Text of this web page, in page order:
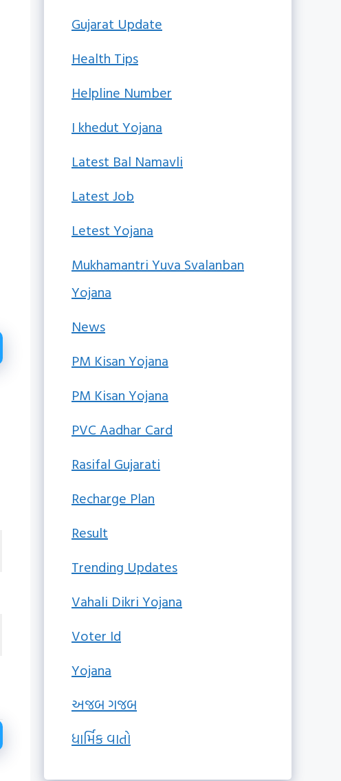
Gujarat Update
Health Tips
Helpline Number
I khedut Yojana
Latest Bal Namavli
Latest Job
Letest Yojana
Mukhamantri Yuva Svalanban
Yojana
News
PM Kisan Yojana
PM Kisan Yojana
PVC Aadhar Card
Rasifal Gujarati
Recharge Plan
Result
Trending Updates
Vahali Dikri Yojana
Voter Id
Yojana
અજબ ગજબ
ધાર્મિક વાતો